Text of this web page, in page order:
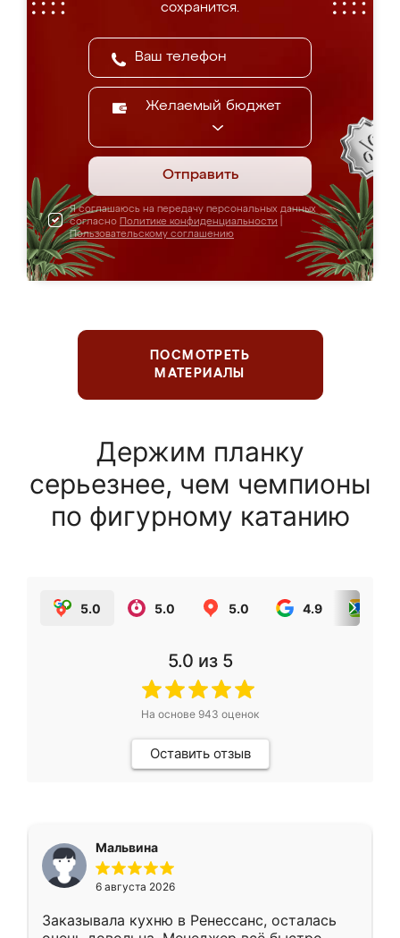
сохранится.
Желаемый бюджет
Отправить
Я соглашаюсь на передачу персональных данных
согласно Политике конфиденциальности
Пользовательскому соглашению
ПОСМОТРЕТЬ
МАТЕРИАЛЫ
Держим планку
серьезнее, чем чемпионы
по фигурному катанию
5.0 5.0 5.0 4.9
5.0 из 5
На основе 943 оценок
Оставить отзыв
Мальвина
6 августа 2026
Заказывала кухню в Ренессанс, осталась